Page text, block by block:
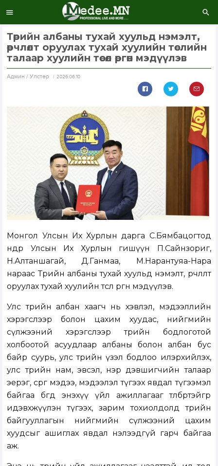
Төрийн албаны тухай хуульд нэмэлт,
өөрчлөлт оруулах тухай хуулийн төслийн
талаар хуулийн төсөл өргөн мэдүүлэв
Aдмин / Улстөр 2026.06.10
Монгол Улсын Их Хурлын дарга С.Бямбацогтод
өнөөдөр Улсын Их Хурлын гишүүн П.Сайнзориг,
Н.Алтаншагай, Д.Ганмаа, М.Нарантуяа-Нара
нараас Төрийн албаны тухай хуульд нэмэлт, өөрчлөлт
оруулах тухай хуулийн төсөл өргөн мэдүүлэв.
Улс төрийн албан хаагч нь хэвлэл, мэдээллийн
хэрэгслээр болон цахим хуудас, нийгмийн
сүлжээний хэрэгслээр төрийн бодлоготой
холбоотой асуудлаар албаны болон албан бус
байр суурь, улс төрийн үзэл бодлоо илэрхийлэх,
улс төрийн нам, эвсэл, нэр дэвшигчийн талаар
эерэг, сөрөг мэдээ, мэдээлэл түгээх явдал түгээмэл
байгаа бөгөөд энэхүү үйл ажиллагааг төлбөртэйгөөр
идэвхжүүлэн түгээх, зарим тохиолдолд төрийн
байгууллагын нийгмийн сүлжээний цахим
хуудсыг ашиглах явдал нэлээдгүй гарч байгаа
аж.